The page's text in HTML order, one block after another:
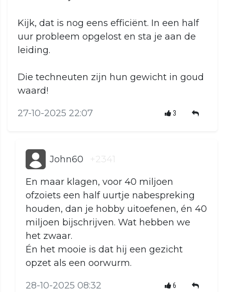
Kijk, dat is nog eens efficiënt. In een half
uur probleem opgelost en sta je aan de
leiding.
Die techneuten zijn hun gewicht in goud
waard!
27-10-2025 22:07 3
John60 +2341
En maar klagen, voor 40 miljoen
ofzoiets een half uurtje nabespreking
houden, dan je hobby uitoefenen, én 40
miljoen bijschrijven. Wat hebben we
het zwaar.
Én het mooie is dat hij een gezicht
opzet als een oorwurm.
28-10-2025 08:32 6